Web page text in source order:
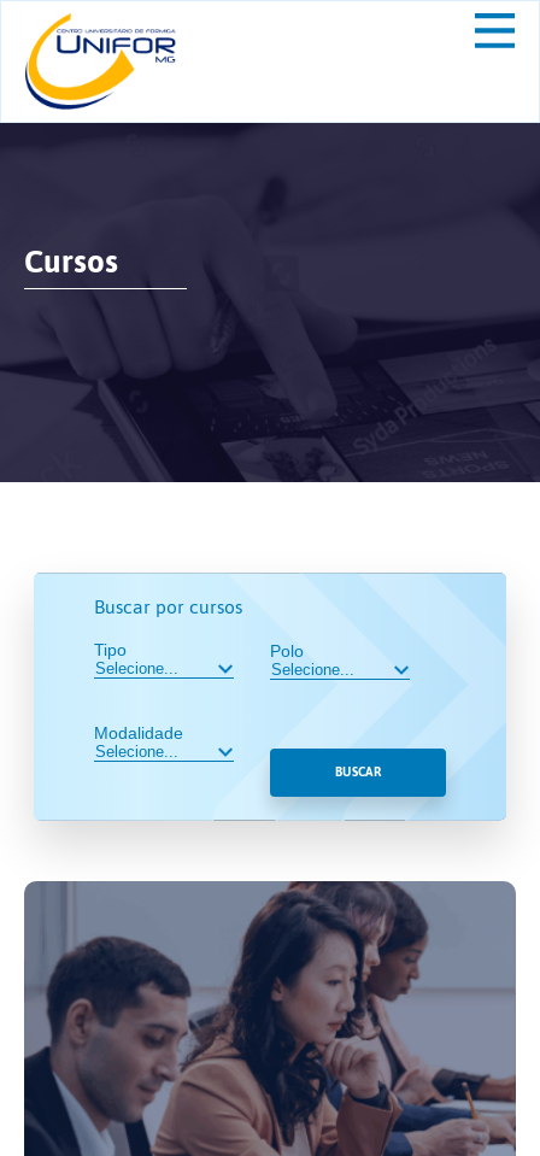
Cursos
Buscar por cursos
Tipo
Modalidade
Polo
BUSCAR